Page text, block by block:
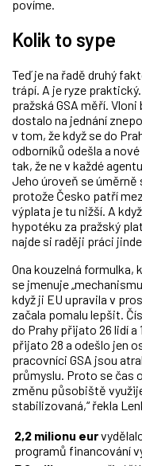
povíme.
Kolik to sype
Teď je na řadě druhý
trápí. A je ryze
pražská GSA měří.
dostalo na jednání
v tom, že když se do
odborníků odešla a
tak, že ne v každé
Jeho úroveň se úměrně
protože Česko patří
výplata je tu nižší. A
hypotéku za pražský
najde si raději práci
Ona kouzelná formulka,
se jmenuje
když ji EU upravila v
začala pomalu lepšit.
do Prahy přijato 26 lidí a
přijato 28 a odešlo jen
pracovníci GSA jsou
průmyslu. Proto se čas
změnu působiště
stabilizovaná,“ řekla
2,2 milionu eur
programů financování